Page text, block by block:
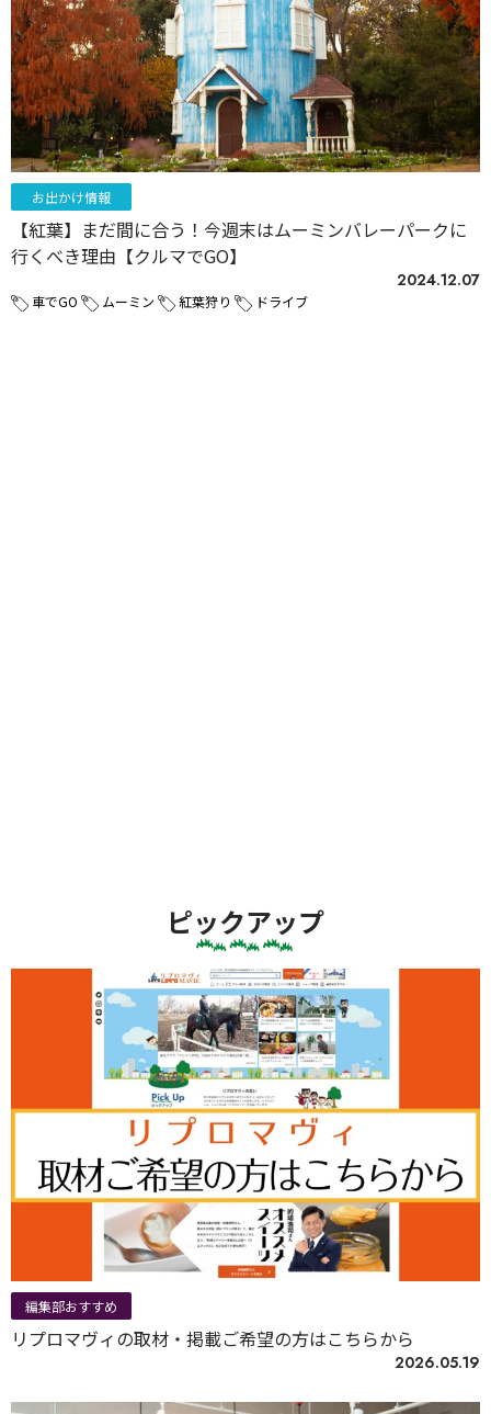
お出かけ情報
【紅葉】まだ間に合う！今週末はムーミンバレーパークに
行くべき理由【クルマでGO】
2024.12.07
車でGO ムーミン 紅葉狩り ドライブ
ピックアップ
編集部おすすめ
リプロマヴィの取材・掲載ご希望の方はこちらから
2026.05.19